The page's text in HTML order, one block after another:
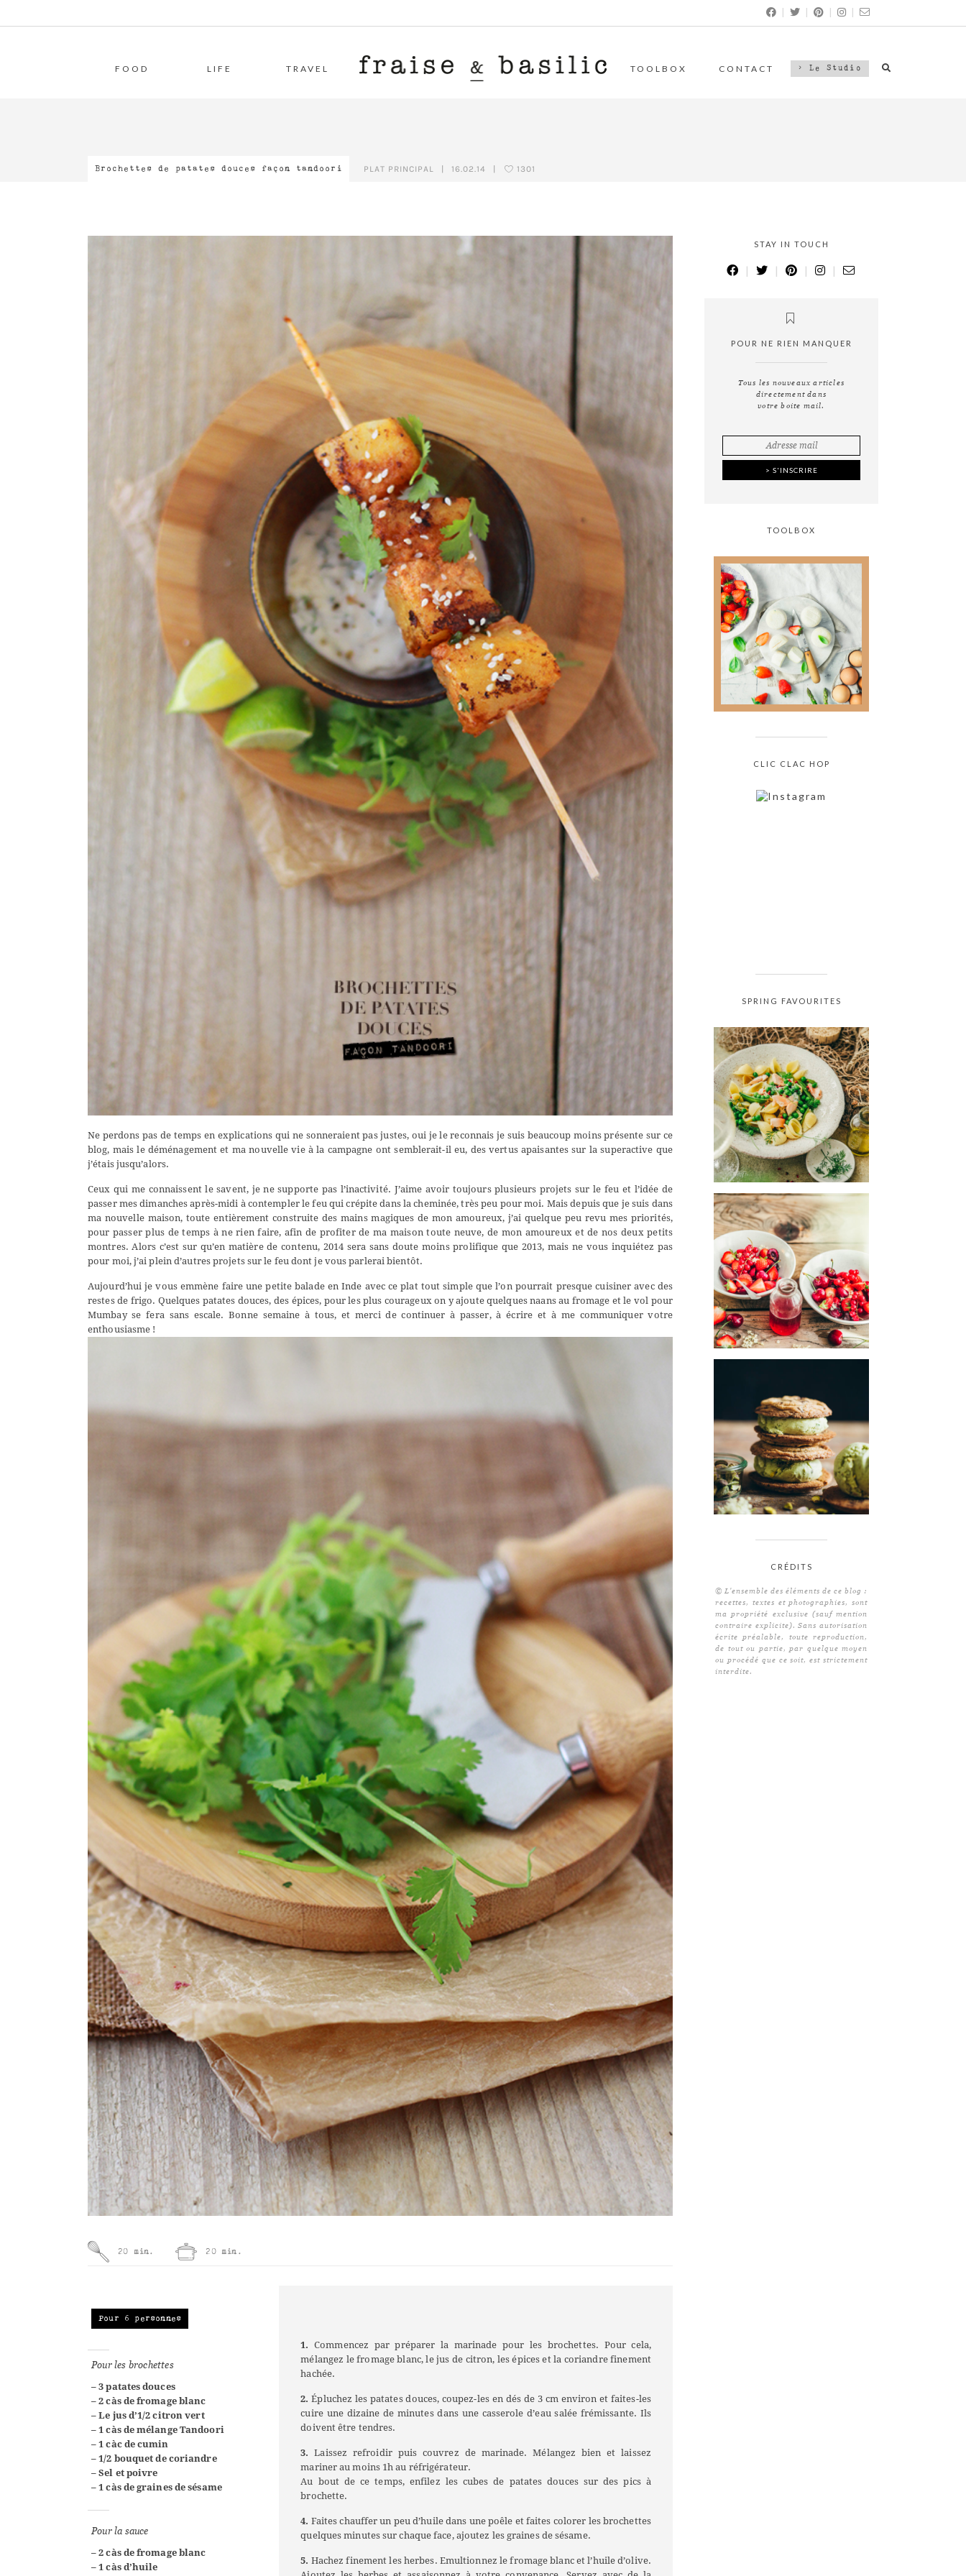
| | | |
FOOD LIFE TRAVEL TOOLBOX CONTACT > Le Studio
Brochettes de patates douces façon tandoori PLAT PRINCIPAL 16.02.14 1301
Ne perdons pas de temps en explications qui ne sonneraient pas justes, oui je le reconnais je suis beaucoup moins présente sur ce
blog, mais le déménagement et ma nouvelle vie à la campagne ont semblerait-il eu, des vertus apaisantes sur la superactive que
j’étais jusqu’alors.
Ceux qui me connaissent le savent, je ne supporte pas l’inactivité. J’aime avoir toujours plusieurs projets sur le feu et l’idée de
passer mes dimanches après-midi à contempler le feu qui crépite dans la cheminée, très peu pour moi. Mais depuis que je suis dans
ma nouvelle maison, toute entièrement construite des mains magiques de mon amoureux, j’ai quelque peu revu mes priorités,
pour passer plus de temps à ne rien faire, afin de profiter de ma maison toute neuve, de mon amoureux et de nos deux petits
montres. Alors c’est sur qu’en matière de contenu, 2014 sera sans doute moins prolifique que 2013, mais ne vous inquiétez pas
pour moi, j’ai plein d’autres projets sur le feu dont je vous parlerai bientôt.
Aujourd’hui je vous emmène faire une petite balade en Inde avec ce plat tout simple que l’on pourrait presque cuisiner avec des
restes de frigo. Quelques patates douces, des épices, pour les plus courageux on y ajoute quelques naans au fromage et le vol pour
Mumbay se fera sans escale. Bonne semaine à tous, et merci de continuer à passer, à écrire et à me communiquer votre
enthousiasme !
20 min. 20 min.
Pour 6 personnes
Pour les brochettes
– 3 patates douces
– 2 càs de fromage blanc
– Le jus d’1/2 citron vert
– 1 càs de mélange Tandoori
– 1 càc de cumin
– 1/2 bouquet de coriandre
– Sel et poivre
– 1 càs de graines de sésame
Pour la sauce
– 2 càs de fromage blanc
– 1 càs d’huile
1. Commencez par préparer la marinade pour les brochettes. Pour cela,
mélangez le fromage blanc, le jus de citron, les épices et la coriandre finement
hachée.
2. Épluchez les patates douces, coupez-les en dés de 3 cm environ et faites-les
cuire une dizaine de minutes dans une casserole d’eau salée frémissante. Ils
doivent être tendres.
3. Laissez refroidir puis couvrez de marinade. Mélangez bien et laissez
mariner au moins 1h au réfrigérateur.
Au bout de ce temps, enfilez les cubes de patates douces sur des pics à
brochette.
4. Faites chauffer un peu d’huile dans une poêle et faites colorer les brochettes
quelques minutes sur chaque face, ajoutez les graines de sésame.
5. Hachez finement les herbes. Emultionnez le fromage blanc et l’huile d’olive.
STAY IN TOUCH
| | | |
POUR NE RIEN MANQUER
Tous les nouveaux articles
directement dans
votre boite mail.
TOOLBOX
Tout ce que vous avez
toujours voulu savoir
sur
la photographie
culinaire sans jamais
oser le demander !
CLIC CLAC HOP
SPRING FAVOURITES
CRÉDITS
© L'ensemble des éléments de ce blog :
recettes, textes et photographies, sont
ma propriété exclusive (sauf mention
contraire explicite). Sans autorisation
écrite préalable, toute reproduction,
de tout ou partie, par quelque moyen
ou procédé que ce soit, est strictement
interdite.